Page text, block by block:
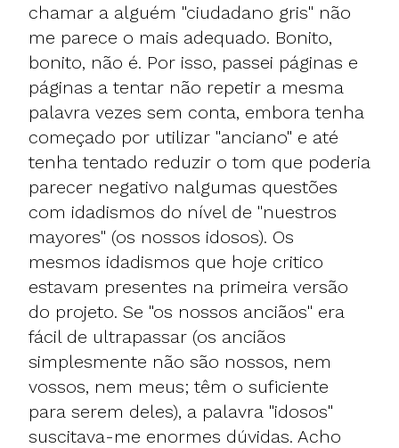
chamar a alguém "ciudadano gris" não
me parece o mais adequado. Bonito,
bonito, não é. Por isso, passei páginas e
páginas a tentar não repetir a mesma
palavra vezes sem conta, embora tenha
começado por utilizar "anciano" e até
tenha tentado reduzir o tom que poderia
parecer negativo nalgumas questões
com idadismos do nível de "nuestros
mayores" (os nossos idosos). Os
mesmos idadismos que hoje critico
estavam presentes na primeira versão
do projeto. Se "os nossos anciãos" era
fácil de ultrapassar (os anciãos
simplesmente não são nossos, nem
vossos, nem meus; têm o suficiente
para serem deles), a palavra "idosos"
suscitava-me enormes dúvidas. Acho